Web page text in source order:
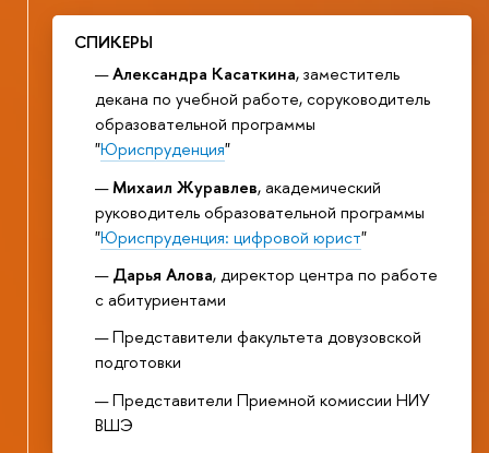
СПИКЕРЫ
Александра Касаткина, заместитель
декана по учебной работе, соруководитель
образовательной программы
"Юриспруденция"
Михаил Журавлев, академический
руководитель образовательной программы
"Юриспруденция: цифровой юрист"
Дарья Алова, директор центра по работе
с абитуриентами
Представители факультета довузовской
подготовки
Представители Приемной комиссии НИУ
ВШЭ